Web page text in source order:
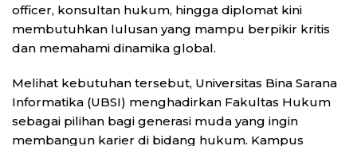
officer, konsultan hukum, hingga diplomat kini
membutuhkan lulusan yang mampu berpikir kritis
dan memahami dinamika global.
Melihat kebutuhan tersebut, Universitas Bina Sarana
Informatika (UBSI) menghadirkan Fakultas Hukum
sebagai pilihan bagi generasi muda yang ingin
membangun karier di bidang hukum. Kampus